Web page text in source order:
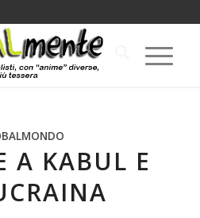
A KABUL E